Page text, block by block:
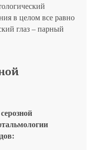
в целом все равно
глаз – парный